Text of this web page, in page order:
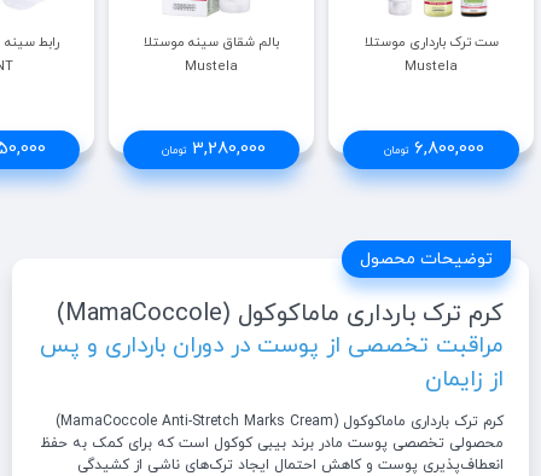
ست ترک بارداری موستلا
Mustela
6,800,000 تومان
بالم شقاق سینه موستلا
Mustela
3,280,000 تومان
توضیحات محصول
کرم ترک بارداری ماماکوکول (MamaCoccole)
مراقبت تخصصی از پوست در دوران بارداری و پس
از زایمان
کرم ترک بارداری ماماکوکول (MamaCoccole Anti-Stretch Marks Cream)
محصولی تخصصی پوست مادر برند بیبی کوکول است که برای کمک به حفظ
انعطاف‌پذیری پوست و کاهش احتمال ایجاد ترک‌های ناشی از کشیدگی